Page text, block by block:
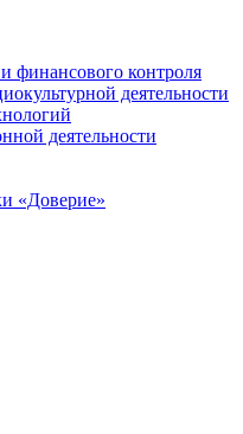
финансового контроля
деятельности
деятельности
«Доверие»